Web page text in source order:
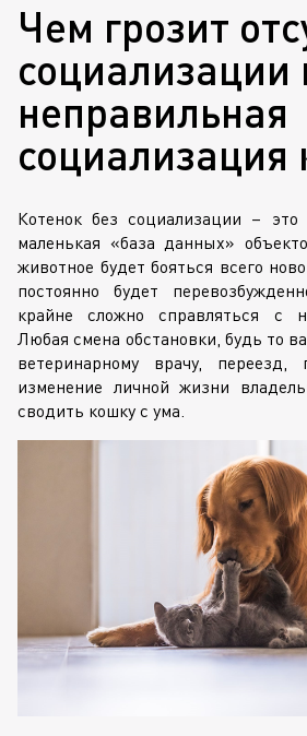
Чем грозит
социализации
неправильная
социализация
Котенок без социализации – это
маленькая «база данных»
животное будет бояться всего
постоянно будет
крайне сложно справляться с
Любая смена обстановки, будь то
ветеринарному врачу, переезд,
изменение личной жизни
сводить кошку с ума.